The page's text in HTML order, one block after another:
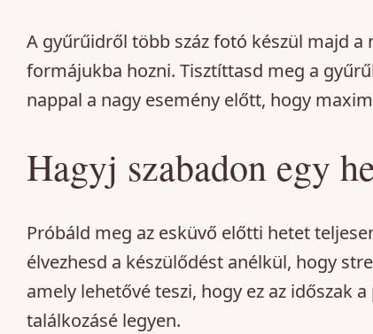
A gyűrűidről több száz fotó készül majd
formájukba hozni. Tisztíttasd meg a
nappal a nagy esemény előtt, hogy
Hagyj szabadon egy
Próbáld meg az esküvő előtti hetet
élvezhesd a készülődést anélkül, hogy
amely lehetővé teszi, hogy ez az időszak
találkozásé legyen.